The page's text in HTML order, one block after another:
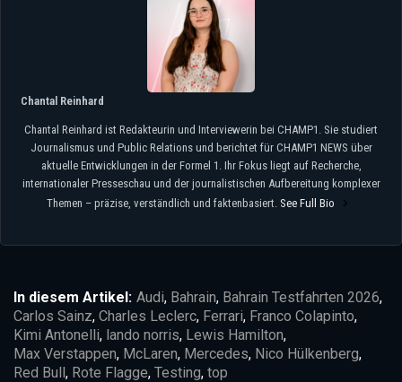
Chantal Reinhard
Chantal Reinhard ist Redakteurin und Interviewerin bei CHAMP1. Sie studiert
Journalismus und Public Relations und berichtet für CHAMP1 NEWS über
aktuelle Entwicklungen in der Formel 1. Ihr Fokus liegt auf Recherche,
internationaler Presseschau und der journalistischen Aufbereitung komplexer
Themen – präzise, verständlich und faktenbasiert. See Full Bio
In diesem Artikel: Audi, Bahrain, Bahrain Testfahrten 2026,
Carlos Sainz, Charles Leclerc, Ferrari, Franco Colapinto,
Kimi Antonelli, lando norris, Lewis Hamilton,
Max Verstappen, McLaren, Mercedes, Nico Hülkenberg,
Red Bull, Rote Flagge, Testing, top